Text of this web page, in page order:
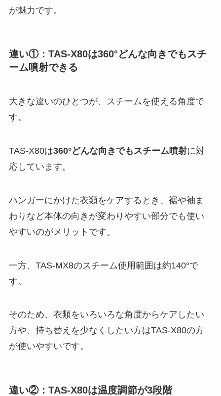
が魅力です。
違い①：TAS-X80は360°どんな向きでもスチ
ーム噴射できる
大きな違いのひとつが、スチームを使える角度で
す。
TAS-X80は360°どんな向きでもスチーム噴射に対
応しています。
ハンガーにかけた衣類をケアするとき、裾や袖ま
わりなど本体の向きが変わりやすい部分でも使い
やすいのがメリットです。
一方、TAS-MX8のスチーム使用範囲は約140°で
す。
そのため、衣類をいろいろな角度からケアしたい
方や、持ち替えを少なくしたい方はTAS-X80の方
が使いやすいです。
違い②：TAS-X80は温度調節が3段階